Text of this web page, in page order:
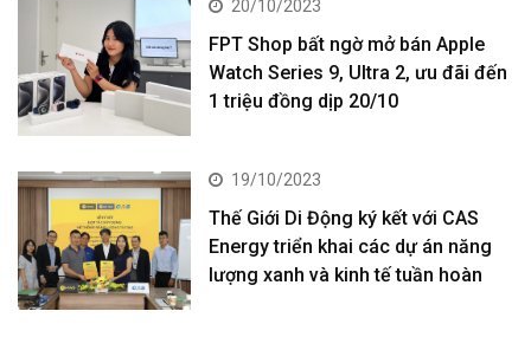
20/10/2023
FPT Shop bất ngờ mở bán Apple
Watch Series 9, Ultra 2, ưu đãi đến
1 triệu đồng dịp 20/10
19/10/2023
Thế Giới Di Động ký kết với CAS
Energy triển khai các dự án năng
lượng xanh và kinh tế tuần hoàn